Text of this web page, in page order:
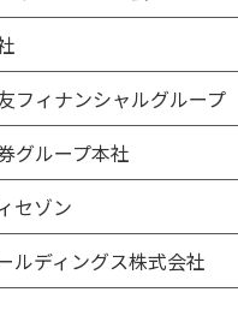
フィナンシャルグループ
グループ本社
セゾン
ルディングス株式会社